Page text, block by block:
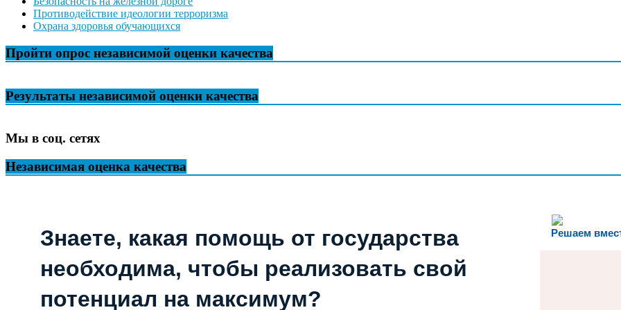
Противодействие идеологии терроризма
Охрана здоровья обучающихся
Пройти опрос независимой оценки качества
Результаты независимой оценки качества
Мы в соц. сетях
Независимая оценка качества
Решаем
Знаете, какая помощь от государства
необходима, чтобы реализовать свой
потенциал на максимум?